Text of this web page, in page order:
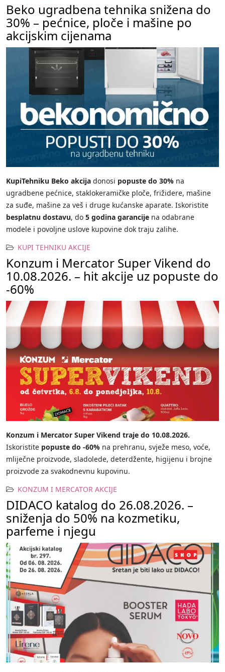
Beko ugradbena tehnika snižena do
30% – pećnice, ploče i mašine po
akcijskim cijenama
KupiTehniku Beko akcija donosi popuste do 30% na
ugradbene pećnice, staklokeramičke ploče, frižidere, mašine
za suđe, mašine za veš i druge kućanske aparate. Iskoristite
besplatnu dostavu, do 5 godina garancije na odabrane
modele i povoljne uslove kupovine dok traju zalihe.
KUPI TEHNIKU AKCIJE
Konzum i Mercator Super Vikend do
10.08.2026. – hit akcije uz popuste do
-60%
Konzum i Mercator Super Vikend traje do 10.08.2026.
Iskoristite popuste do -60% na prehranu, svježe meso, voće,
mliječne proizvode, sladolede, deterdžente, higijenu i brojne
proizvode za svakodnevnu kupovinu.
KONZUM I MERCATOR AKCIJE
DIDACO katalog do 26.08.2026. –
sniženja do 50% na kozmetiku,
parfeme i njegu